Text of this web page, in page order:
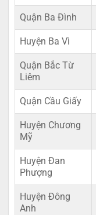
Quận Ba Đình
Huyện Ba Vì
Quận Bắc Từ
Liêm
Quận Cầu Giấy
Huyện Chương
Mỹ
Huyện Đan
Phượng
Huyện Đông
Anh